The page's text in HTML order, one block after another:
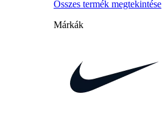
Összes termék megtekintése
Márkák